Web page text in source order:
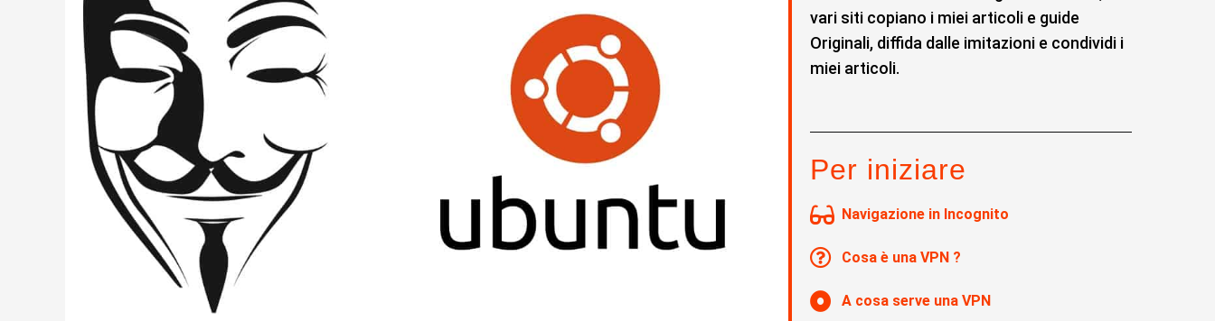
vari siti copiano i miei articoli e guide
Originali, diffida dalle imitazioni e condividi i
miei articoli.
Per iniziare
Navigazione in Incognito
Cosa è una VPN ?
A cosa serve una VPN